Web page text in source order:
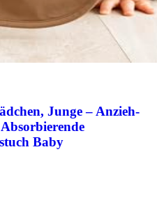
Junge – Anzieh-
Baby